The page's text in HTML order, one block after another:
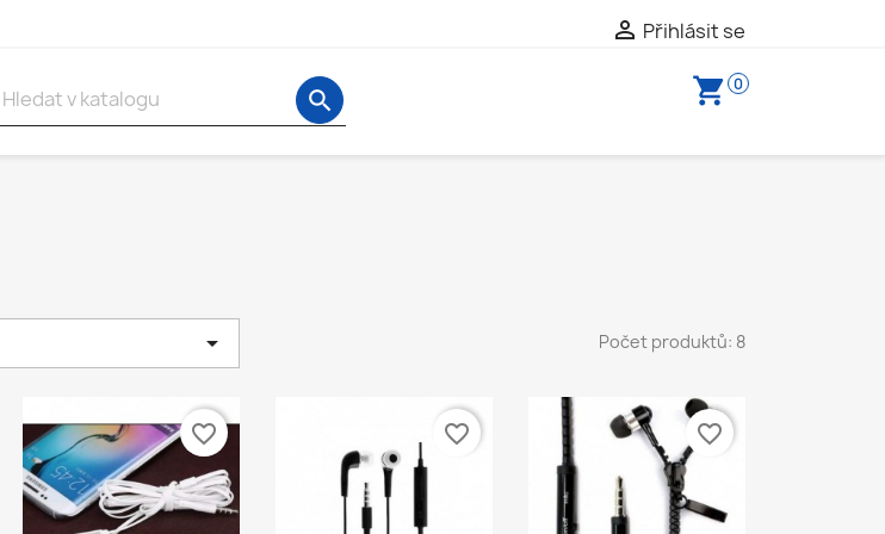
 Přihlásit se
search shopping_cart 0
 Počet produktů: 8
favorite_border favorite_border favorite_border